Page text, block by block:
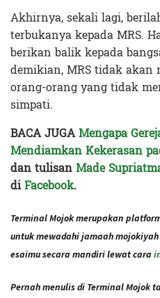
Akhirnya, sekali lagi,
terbukanya kepada MRS.
berikan balik kepada
demikian, MRS tidak
orang-orang yang tidak
simpati.
BACA JUGAMengapa
Mendiamkan Kekerasan
dan tulisanMade
diFacebook.
Terminal Mojok merupakan
untuk mewadahi jamaah
esaimu secara mandiri lewat cara
Pernah menulis di Terminal Mojok